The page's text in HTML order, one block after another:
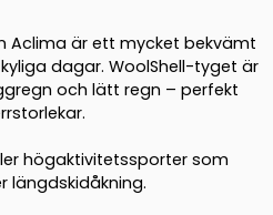
Aclima är ett mycket bekvämt
dagar. WoolShell-tyget är
och lätt regn – perfekt
högaktivitetssporter som
längdskidåkning.